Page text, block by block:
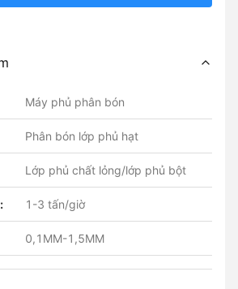
Máy phủ phân bón
Phân bón lớp phủ hạt
Lớp phủ chất lỏng/lớp phủ bột
1-3 tấn/giờ
0,1MM-1,5MM